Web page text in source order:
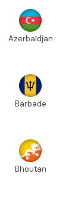
Azerbaïdjan
Barbade
Bhoutan